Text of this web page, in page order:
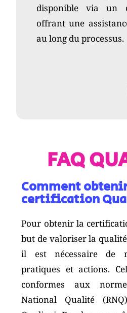
disponible via un
offrant une
au long du processus.
FAQ
Comment
certification
Pour obtenir la
but de valoriser la
il est nécessaire de
pratiques et actions.
conformes aux
National Qualité